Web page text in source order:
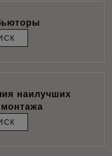
наилучших